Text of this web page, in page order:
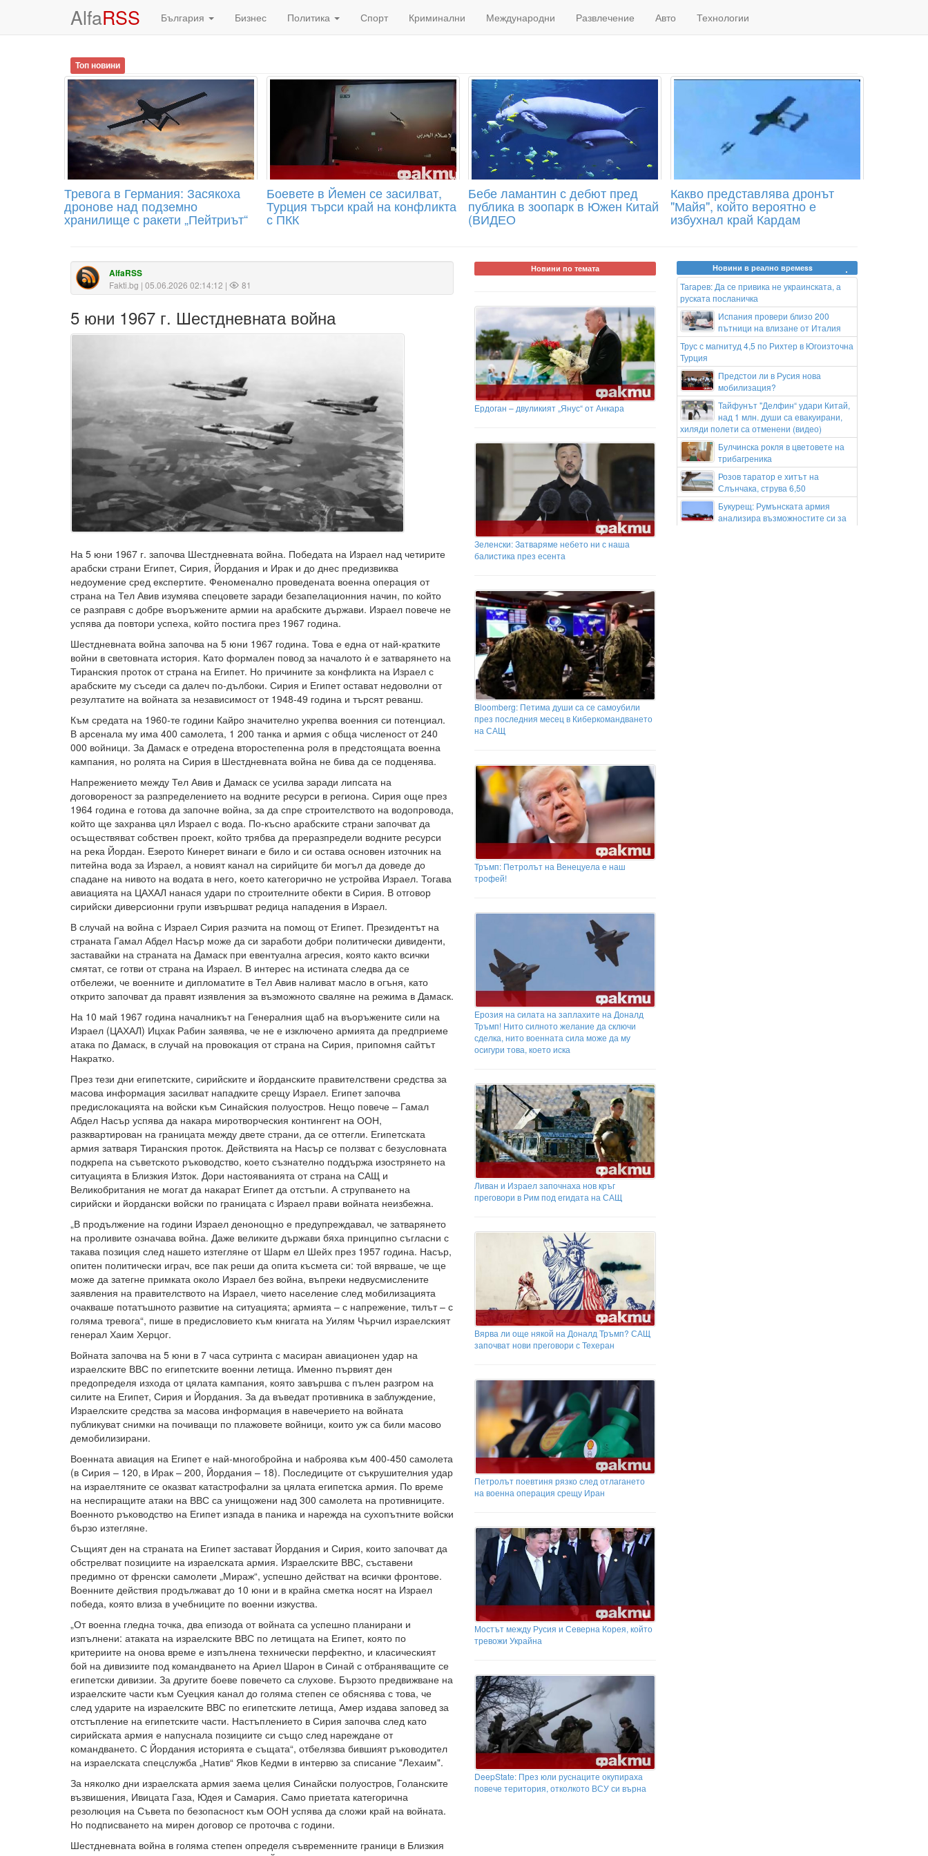
AlfaRSS България Бизнес Политика Спорт Криминални Международни Развлечение Авто Технологии
Топ новини
Тревога в Германия: Засякоха
дронове над подземно
хранилище с ракети „Пейтриът“
Боевете в Йемен се засилват,
Турция търси край на конфликта
с ПКК
Бебе ламантин с дебют пред
публика в зоопарк в Южен Китай
(ВИДЕО
Какво представлява дронът
"Майя", който вероятно е
избухнал край Кардам
AlfaRSS
Fakti.bg | 05.06.2026 02:14:12 | 81
5 юни 1967 г. Шестдневната война
На 5 юни 1967 г. започва Шестдневната война. Победата на Израел над четирите
арабски страни Египет, Сирия, Йордания и Ирак и до днес предизвиква
недоумение сред експертите. Феноменално проведената военна операция от
страна на Тел Авив изумява спецовете заради безапелационния начин, по който
се разправя с добре въоръжените армии на арабските държави. Израел повече не
успява да повтори успеха, който постига през 1967 година.
Шестдневната война започва на 5 юни 1967 година. Това е една от най-кратките
войни в световната история. Като формален повод за началото ѝ е затварянето на
Тиранския проток от страна на Египет. Но причините за конфликта на Израел с
арабските му съседи са далеч по-дълбоки. Сирия и Египет остават недоволни от
резултатите на войната за независимост от 1948-49 година и търсят реванш.
Към средата на 1960-те години Кайро значително укрепва военния си потенциал.
В арсенала му има 400 самолета, 1 200 танка и армия с обща численост от 240
000 войници. За Дамаск е отредена второстепенна роля в предстоящата военна
кампания, но ролята на Сирия в Шестдневната война не бива да се подценява.
Напрежението между Тел Авив и Дамаск се усилва заради липсата на
договореност за разпределението на водните ресурси в региона. Сирия още през
1964 година е готова да започне война, за да спре строителството на водопровода,
който ще захранва цял Израел с вода. По-късно арабските страни започват да
осъществяват собствен проект, който трябва да преразпредели водните ресурси
на река Йордан. Езерото Кинерет винаги е било и си остава основен източник на
питейна вода за Израел, а новият канал на сирийците би могъл да доведе до
спадане на нивото на водата в него, което категорично не устройва Израел. Тогава
авиацията на ЦАХАЛ нанася удари по строителните обекти в Сирия. В отговор
сирийски диверсионни групи извършват редица нападения в Израел.
В случай на война с Израел Сирия разчита на помощ от Египет. Президентът на
страната Гамал Абдел Насър може да си заработи добри политически дивиденти,
заставайки на страната на Дамаск при евентуална агресия, която както всички
смятат, се готви от страна на Израел. В интерес на истината следва да се
отбележи, че военните и дипломатите в Тел Авив наливат масло в огъня, като
открито започват да правят изявления за възможното сваляне на режима в Дамаск.
На 10 май 1967 година началникът на Генералния щаб на въоръжените сили на
Израел (ЦАХАЛ) Ицхак Рабин заявява, че не е изключено армията да предприеме
атака по Дамаск, в случай на провокация от страна на Сирия, припомня сайтът
Накратко.
През тези дни египетските, сирийските и йорданските правителствени средства за
масова информация засилват нападките срещу Израел. Египет започва
предислокацията на войски към Синайския полуостров. Нещо повече – Гамал
Абдел Насър успява да накара миротворческия контингент на ООН,
разквартирован на границата между двете страни, да се оттегли. Египетската
армия затваря Тиранския проток. Действията на Насър се ползват с безусловната
подкрепа на съветското ръководство, което съзнателно поддържа изострянето на
ситуацията в Близкия Изток. Дори настояванията от страна на САЩ и
Великобритания не могат да накарат Египет да отстъпи. А струпването на
сирийски и йордански войски по границата с Израел прави войната неизбежна.
„В продължение на години Израел денонощно е предупреждавал, че затварянето
на проливите означава война. Даже великите държави бяха принципно съгласни с
такава позиция след нашето изтегляне от Шарм ел Шейх през 1957 година. Насър,
опитен политически играч, все пак реши да опита късмета си: той вярваше, че ще
може да затегне примката около Израел без война, въпреки недвусмислените
заявления на правителството на Израел, чието население след мобилизацията
очакваше потатъшното развитие на ситуацията; армията – с напрежение, тилът – с
голяма тревога“, пише в предисловието към книгата на Уилям Чърчил израелският
генерал Хаим Херцог.
Войната започва на 5 юни в 7 часа сутринта с масиран авиационен удар на
израелските ВВС по египетските военни летища. Именно първият ден
предопределя изхода от цялата кампания, която завършва с пълен разгром на
силите на Египет, Сирия и Йордания. За да въведат противника в заблуждение,
Израелските средства за масова информация в навечерието на войната
публикуват снимки на почиващи по плажовете войници, които уж са били масово
демобилизирани.
Военната авиация на Египет е най-многобройна и наброява към 400-450 самолета
(в Сирия – 120, в Ирак – 200, Йордания – 18). Последиците от съкрушителния удар
на израелтяните се оказват катастрофални за цялата египетска армия. По време
на неспиращите атаки на ВВС са унищожени над 300 самолета на противниците.
Военното ръководство на Египет изпада в паника и нарежда на сухопътните войски
бързо изтегляне.
Същият ден на страната на Египет застават Йордания и Сирия, които започват да
обстрелват позициите на израелската армия. Израелските ВВС, съставени
предимно от френски самолети „Мираж“, успешно действат на всички фронтове.
Военните действия продължават до 10 юни и в крайна сметка носят на Израел
победа, която влиза в учебниците по военни изкуства.
„От военна гледна точка, два епизода от войната са успешно планирани и
изпълнени: атаката на израелските ВВС по летищата на Египет, която по
критериите на онова време е изпълнена технически перфектно, и класическият
бой на дивизиите под командването на Ариел Шарон в Синай с отбраняващите се
египетски дивизии. За другите боеве повечето са слухове. Бързото предвижване на
израелските части към Суецкия канал до голяма степен се обяснява с това, че
след ударите на израелските ВВС по египетските летища, Амер издава заповед за
отстъпление на египетските части. Настъплението в Сирия започва след като
сирийската армия е напуснала позициите си също след нареждане от
командването. С Йордания историята е същата“, отбелязва бившият ръководител
на израелската спецслужба „Натив“ Яков Кедми в интервю за списание "Лехаим".
За няколко дни израелската армия заема целия Синайски полуостров, Голанските
възвишения, Ивицата Газа, Юдея и Самария. Само приетата категорична
резолюция на Съвета по безопасност към ООН успява да сложи край на войната.
Но подписването на мирен договор се проточва с години.
Шестдневната война в голяма степен определя съвременните граници в Близкия
Новини по темата
Ердоган – двуликият „Янус“ от Анкара
Зеленски: Затваряме небето ни с наша
балистика през есента
Bloomberg: Петима души са се самоубили
през последния месец в Киберкомандването
на САЩ
Тръмп: Петролът на Венецуела е наш
трофей!
Ерозия на силата на заплахите на Доналд
Тръмп! Нито силното желание да сключи
сделка, нито военната сила може да му
осигури това, което иска
Ливан и Израел започнаха нов кръг
преговори в Рим под егидата на САЩ
Вярва ли още някой на Доналд Тръмп? САЩ
започват нови преговори с Техеран
Петролът поевтиня рязко след отлагането
на военна операция срещу Иран
Мостът между Русия и Северна Корея, който
тревожи Украйна
DeepState: През юли руснаците окупираха
повече територия, отколкото ВСУ си върна
Новини в реално времеss
Тагарев: Да се привика не украинската, а
руската посланичка
Испания провери близо 200
пътници на влизане от Италия
Трус с магнитуд 4,5 по Рихтер в Югоизточна
Турция
Предстои ли в Русия нова
мобилизация?
Тайфунът "Делфин“ удари Китай,
над 1 млн. души са евакуирани,
хиляди полети са отменени (видео)
Булчинска рокля в цветовете на
трибагреника
Розов таратор е хитът на
Слънчака, струва 6,50
Букурещ: Румънската армия
анализира възможностите си за